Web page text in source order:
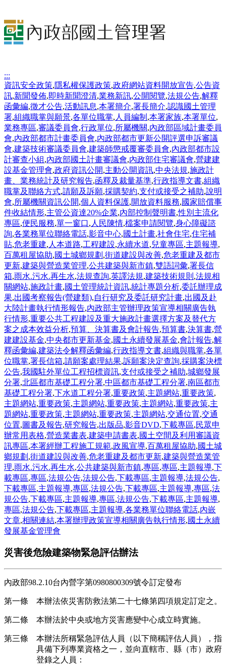
:::
資訊安全政策,隱私權保護政策,政府網站資料開放宣告,公告資
訊,新聞發佈,即時新聞澄清,業務新訊,公開閱覽,法規公告,解釋
函彙編,徵才公告,活動訊息,本署簡介,署長簡介,認識國土管理
署,組織職掌與願景,各單位職掌, 人員編制 ,本署家族,本署單位,
業務專區,審議委員會,行政單位,所屬機關,內政部區域計畫委員
會,內政部都市計畫委員會,內政部都市更新公開評選申訴審議
會,建築技術審議委員會,建築師懲戒覆審委員會,內政部都市設
計審查小組,內政部國土計畫審議會,內政部住宅審議會,營建建
設基金管理會,政府資訊公開,主動公開資訊,中央法規,施政計
畫、業務統計及研究報告,函釋及裁量基準,行政指導文書,組織
職掌及聯絡方式,請願及訴願,採購契約,支付或接受之補助,說明
會,所屬機關資訊公開,個人資料保護,開放資料服務,國家賠償事
件收結情形,主管公資達20%企業,內部控制聲明書,性別主流化
專區,便民服務,單一窗口, 人民陳情,檔案申請閱覽,身心障礙諮
詢,各業務單位聯絡電話,影音中心,國土計畫,社會住宅,住宅補
貼,危老重建, 人本道路,工程建設,永續水道,兒童專區,主題報導,
百萬租屋協助,國土城鄉規劃 ,街道建設與改善,危老重建及都市
更新,建築與營造業管理,公共建築與新市鎮,雙語詞彙,署長信
箱,雨水.污水.再生水,法規查詢,英譯法規,建築技術規則 ,法規相
關網站,施政計畫,國土管理統計資訊,統計專題分析,委託辦理成
果,出國考察報告(營建類),自行研究及委託研究計畫,出國及赴
大陸計畫執行情形報告,內政部主管辦理政策宣導相關廣告執
行情形,重要公共工程建設及重大施政計畫選擇方案及替代方
案之成本效益分析,預算、決算書及會計報告,預算書,決算書,營
建建設基金,中央都市更新基金,國土永續發展基金,會計報告,解
釋函彙編,建築法令解釋函彙編,行政指導文書,組織與職掌,各單
位職掌,署長信箱,請願案處理結果,訴願案決定查詢,採購案決標
公告,我國駐外單位工程招標資訊,支付或接受之補助,城鄉發展
分署,北區都市基礎工程分署,中區都市基礎工程分署,南區都市
基礎工程分署,下水道工程分署,重要政策,主題網站,重要政策,
主題網站,重要政策,主題網站,重要政策,主題網站,重要政策,主
題網站,重要政策,主題網站,重要政策,主題網站,交通位置,交通
位置,圖書及報告,研究報告,出版品,影音DVD,下載專區,民眾申
辦常用表格,營造業書表,建築申請書表,國土空間及利用審議資
訊專區,本署經辦工程施工規範,政風宣導,百萬租屋協助,國土城
鄉規劃 ,街道建設與改善,危老重建及都市更新,建築與營造業管
理,雨水.污水.再生水,公共建築與新市鎮,專區,專區,主題報導,下
載專區,專區,法規公告,法規公告,下載專區,主題報導,法規公告,
下載專區,主題報導,專區,法規公告,下載專區,主題報導,專區,法
規公告,下載專區,主題報導,專區,法規公告,下載專區,主題報導,
專區,法規公告,下載專區,主題報導,各業務單位聯絡電話,內嵌
文章,相關連結,本署辦理政策宣導相關廣告執行情形,國土永續
發展基金管理會
災害後危險建築物緊急評估辦法
內政部98.2.10台內營字第0980800309號令訂定發布
第一條 本辦法依災害防救法第二十七條第四項規定訂定之。
第二條 本辦法於中央或地方災害應變中心成立時實施。
第三條 本辦法所稱緊急評估人員（以下簡稱評估人員），指
具備下列專業資格之一，並向直轄市、縣（市）政府
登錄之人員：